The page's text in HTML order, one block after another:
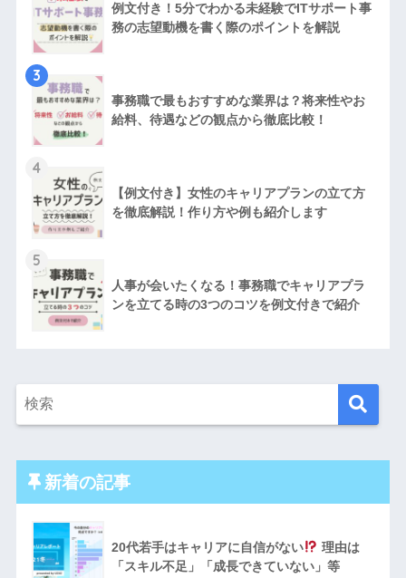
例文付き！5分でわかる未経験でITサポート事
務の志望動機を書く際のポイントを解説
3
事務職で最もおすすめな業界は？将来性やお
給料、待遇などの観点から徹底比較！
4
【例文付き】女性のキャリアプランの立て方
を徹底解説！作り方や例も紹介します
5
人事が会いたくなる！事務職でキャリアプラ
ンを立てる時の3つのコツを例文付きで紹介
新着の記事
20代若手はキャリアに自信がない
理由は
「スキル不足」「成長できていない」等